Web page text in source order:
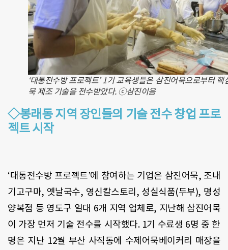
‘대통전수방 프로젝트’ 1기 교육생들은 삼진어묵으로부터 핵
묵 제조 기술을 전수받았다. ⓒ삼진이음
◇봉래동 지역 장인들의 기술 전수 창업 프로
젝트 시작
‘대통전수방 프로젝트’에 참여하는 기업은 삼진어묵, 조내
기고구마, 옛날국수, 영신칼스토리, 성실식품(두부), 명성
양복점 등 영도구 일대 6개 지역 업체로, 지난해 삼진어묵
이 가장 먼저 기술 전수를 시작했다. 1기 수료생 6명 중 한
명은 지난 12월 부산 사직동에 수제어묵베이커리 매장을